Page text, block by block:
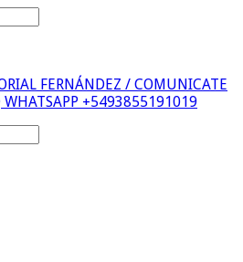
FERNÁNDEZ / COMUNICATE
WHATSAPP +5493855191019